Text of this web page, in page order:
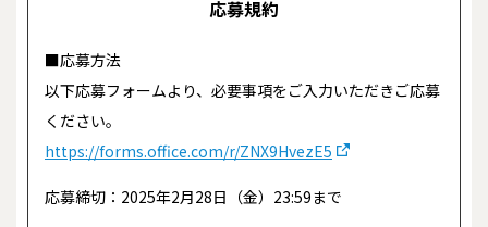
応募規約
■応募方法
以下応募フォームより、必要事項をご入力いただきご応募
ください。
https://forms.office.com/r/ZNX9HvezE5
応募締切：2025年2月28日（金）23:59まで